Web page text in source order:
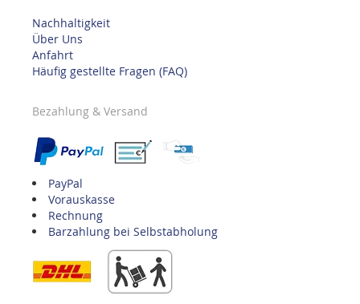
Nachhaltigkeit
Über Uns
Anfahrt
Häufig gestellte Fragen (FAQ)
Bezahlung & Versand
PayPal
Vorauskasse
Rechnung
Barzahlung bei Selbstabholung